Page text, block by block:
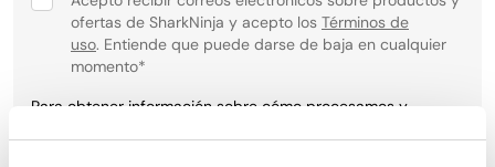
ofertas de SharkNinja y acepto los Términos de
uso. Entiende que puede darse de baja en cualquier
momento*
Para obtener información sobre cómo procesamos y